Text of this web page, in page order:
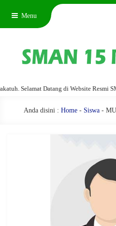
Menu
Selamat Datang di Website Resmi SMA
Anda disini : Home - Siswa -